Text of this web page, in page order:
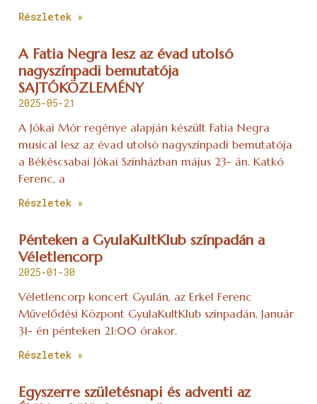
Részletek »
A Fatia Negra lesz az évad utolsó
nagyszínpadi bemutatója
SAJTÓKÖZLEMÉNY
2025-05-21
A Jókai Mór regénye alapján készült Fatia Negra
musical lesz az évad utolsó nagyszínpadi bemutatója
a Békéscsabai Jókai Színházban május 23- án. Katkó
Ferenc, a
Részletek »
Pénteken a GyulaKultKlub színpadán a
Véletlencorp
2025-01-30
Véletlencorp koncert Gyulán, az Erkel Ferenc
Művelődési Központ GyulaKultKlub színpadán, Január
31- én pénteken 21:00 órakor.
Részletek »
Egyszerre születésnapi és adventi az